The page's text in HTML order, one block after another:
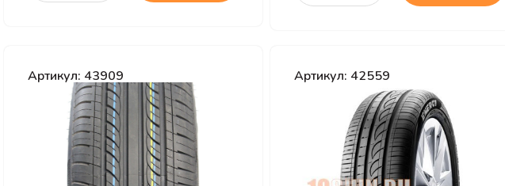
Артикул: 43909 Артикул: 42559